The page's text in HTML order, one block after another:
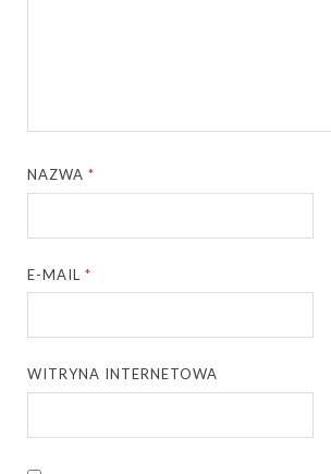
NAZWA*
E-MAIL*
WITRYNA INTERNETOWA